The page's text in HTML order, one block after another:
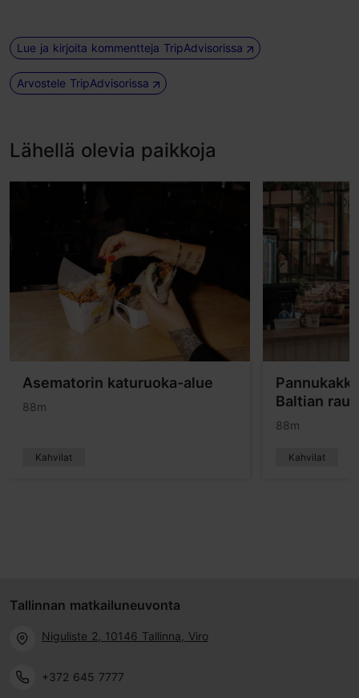
Lue ja kirjoita kommentteja TripAdvisorissa
Arvostele TripAdvisorissa
Lähellä olevia paikkoja
Asematorin katuruoka-alue
88m
Kahvilat
Baltian
88m
Kahvilat
Tallinnan matkailuneuvonta
Niguliste 2, 10146 Tallinna, Viro
+372 645 7777